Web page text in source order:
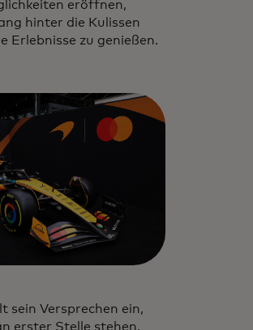
eröffnen,
hinter die Kulissen
Erlebnisse zu genießen.
sein Versprechen ein,
erster Stelle stehen,